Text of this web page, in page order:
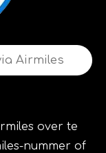
Airmiles
over te
nummer of